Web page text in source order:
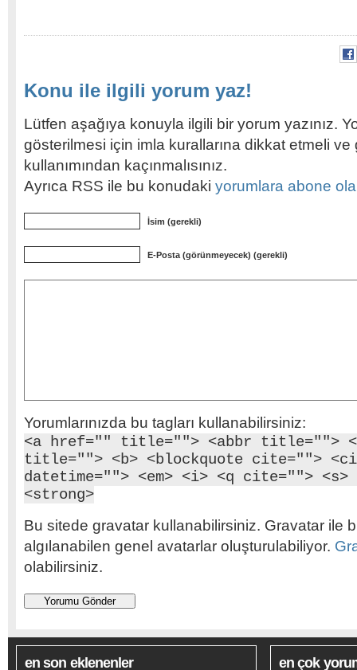
Konu ile ilgili yorum yaz!
Lütfen aşağıya konuyla ilgili bir yorum yazınız.
gösterilmesi için imla kurallarına dikkat etmeli
kullanımından kaçınmalısınız.
Ayrıca RSS ile bu konudaki yorumlara abone
İsim (gerekli)
E-Posta (görünmeyecek) (gerekli)
Yorumlarınızda bu tagları kullanabilirsiniz:
<a href="" title=""> <abbr title="">
title=""> <b> <blockquote cite="">
datetime=""> <em> <i> <q cite="">
<strong>
Bu sitede gravatar kullanabilirsiniz. Gravatar ile
algılanabilen genel avatarlar oluşturulabiliyor.
olabilirsiniz.
en son eklenenler en çok